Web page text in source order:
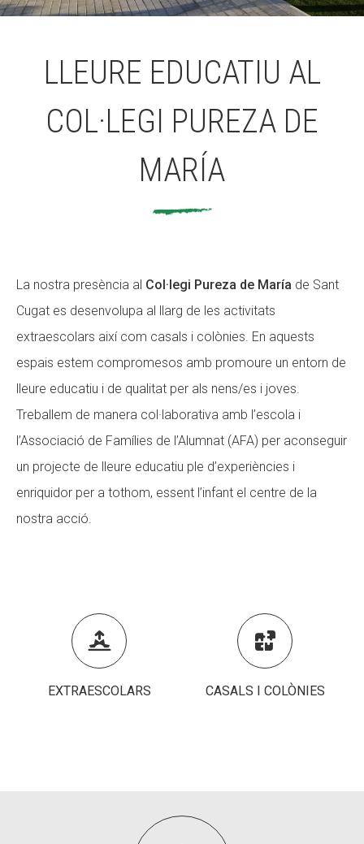
LLEURE EDUCATIU AL
COL·LEGI PUREZA DE
MARÍA
La nostra presència al Col·legi Pureza de María de Sant
Cugat es desenvolupa al llarg de les activitats
extraescolars així com casals i colònies. En aquests
espais estem compromesos amb promoure un entorn de
lleure educatiu i de qualitat per als nens/es i joves.
Treballem de manera col·laborativa amb l’escola i
l’Associació de Famílies de l’Alumnat (AFA) per aconseguir
un projecte de lleure educatiu ple d’experiències i
enriquidor per a tothom, essent l’infant el centre de la
nostra acció.

EXTRAESCOLARS

CASALS I COLÒNIES
ACCIÓ SOCIAL I JOVES
ESPLAIS
CONEIX FUNDESPLAI
L'equip
Missió i valors
Els comptes clars
ACTUALITAT
Butlletins